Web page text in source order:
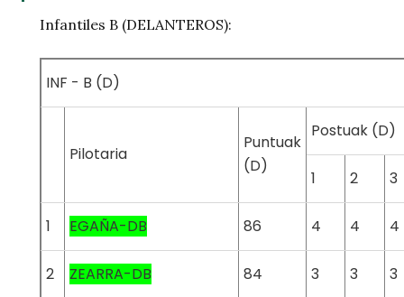
Infantiles B (DELANTEROS):
INF - B (D)
Pilotaria
Puntuak
(D)
Postuak (D)
1 2 3
1 EGAÑA-DB 86 4 4 4
2 ZEARRA-DB 84 3 3 3